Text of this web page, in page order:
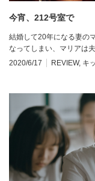
今宵、212号室で
結婚して20年になる妻の
なってしまい、マリアは
2020/6/17
REVIEW, キ